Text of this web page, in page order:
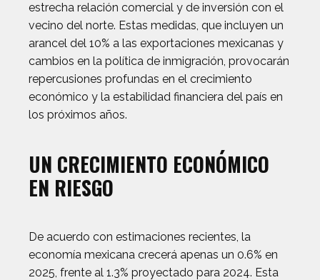
estrecha relación comercial y de inversión con el
vecino del norte. Estas medidas, que incluyen un
arancel del 10% a las exportaciones mexicanas y
cambios en la política de inmigración, provocarán
repercusiones profundas en el crecimiento
económico y la estabilidad financiera del país en
los próximos años.
UN CRECIMIENTO ECONÓMICO
EN RIESGO
De acuerdo con estimaciones recientes, la
economía mexicana crecerá apenas un 0.6% en
2025, frente al 1.3% proyectado para 2024. Esta